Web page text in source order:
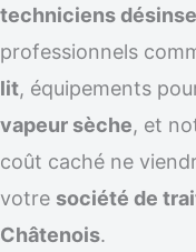
techniciens
professionnels
lit, équipements
vapeur sèche, et
coût caché ne
votre société de
Châtenois.